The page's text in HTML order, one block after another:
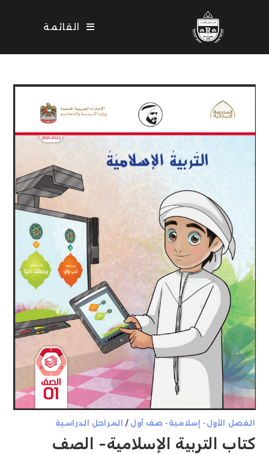
القائمة
الفصل الأول- إسلامية- صف أول / المراحل الدراسية
كتاب التربية الإسلامية- الصف